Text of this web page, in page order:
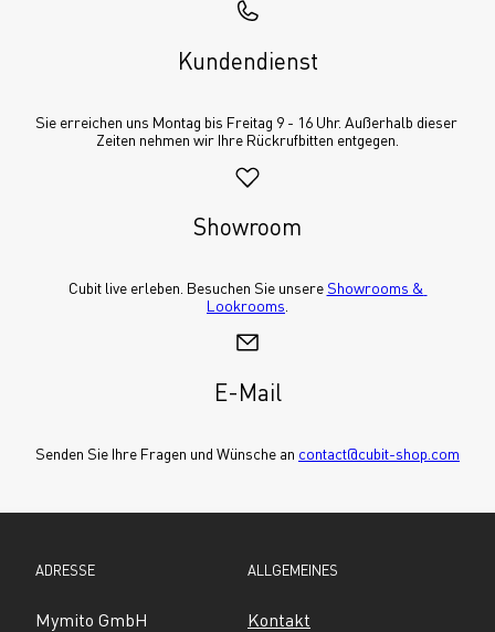
Kundendienst
Sie erreichen uns Montag bis Freitag 9 - 16 Uhr. Außerhalb dieser
Zeiten nehmen wir Ihre Rückrufbitten entgegen.
Showroom
Cubit live erleben. Besuchen Sie unsere Showrooms &
Lookrooms
E-Mail
Senden Sie Ihre Fragen und Wünsche an contact@cubit-shop.com
ADRESSE
Mymito GmbH
ALLGEMEINES
Kontakt